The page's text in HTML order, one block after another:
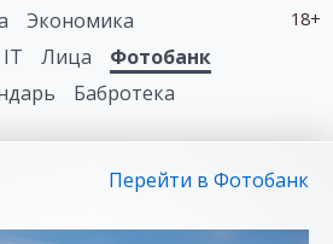
18+
Экономика
Лица
Фотобанк
Бабротека
Перейти в Фотобанк